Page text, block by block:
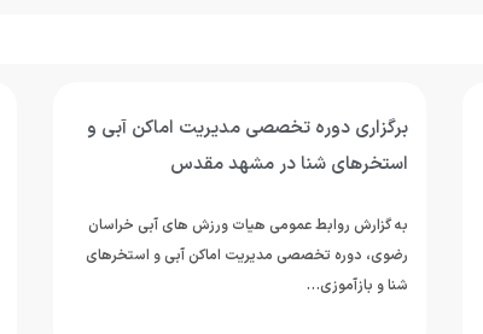
برگزاری دوره تخصصی مدیریت اماکن آبی و
استخرهای شنا در مشهد مقدس
به گزارش روابط‌ عمومی هیات ورزش های آبی خراسان
رضوی، دوره تخصصی مدیریت اماکن آبی و استخرهای
شنا و بازآموزی…